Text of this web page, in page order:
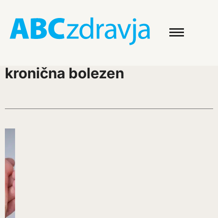
kronična bolezen